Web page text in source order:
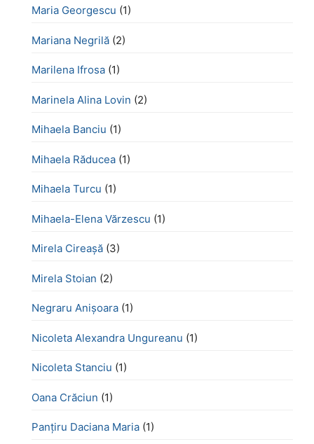
Maria Georgescu (1)
Mariana Negrilă (2)
Marilena Ifrosa (1)
Marinela Alina Lovin (2)
Mihaela Banciu (1)
Mihaela Răducea (1)
Mihaela Turcu (1)
Mihaela-Elena Vărzescu (1)
Mirela Cireașă (3)
Mirela Stoian (2)
Negraru Anișoara (1)
Nicoleta Alexandra Ungureanu (1)
Nicoleta Stanciu (1)
Oana Crăciun (1)
Panțiru Daciana Maria (1)